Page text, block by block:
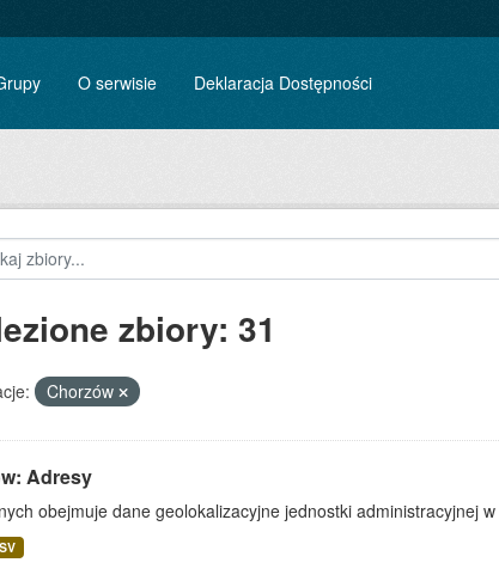
O serwisie Deklaracja Dostępności
zbiory: 31
Chorzów
Adresy
obejmuje dane geolokalizacyjne jednostki administracyjnej